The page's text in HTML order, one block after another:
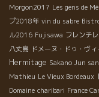
Morgon2017 Les gens de
プ2018年 vin du sabre
ル2016 Fujisawa フレンチ
八丈島 ドメーヌ・ドゥ・ヴ
Hermitage Sakano Jun san
Mathieu Le Vieux Bordeaux
Domaine charibari France